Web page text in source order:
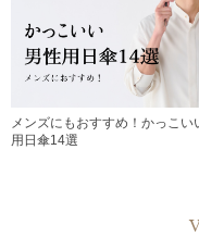
メンズにもおすすめ！かっこい
用日傘14選